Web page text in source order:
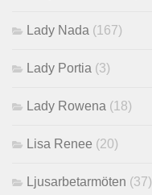
Lady Nada (167)
Lady Portia (3)
Lady Rowena (18)
Lisa Renee (20)
Ljusarbetarmöten (37)